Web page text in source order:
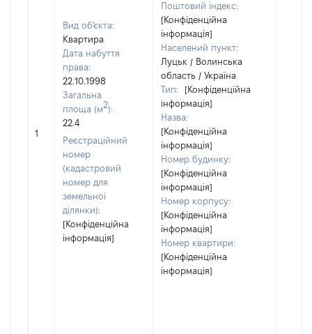
1
Вид об'єкта:
Квартира
Дата набуття
права:
22.10.1998
Загальна
площа (м2):
22.4
Реєстраційний
номер
(кадастровий
номер для
земельної
ділянки):
[Конфіденційна
інформація]
Поштовий індекс:
[Конфіденційна
інформація]
Населений пункт:
Луцьк / Волинська
область / Україна
Тип:
[Конфіденційна
інформація]
Назва:
[Конфіденційна
інформація]
Номер будинку:
[Конфіденційна
інформація]
Номер корпусу:
[Конфіденційна
інформація]
Номер квартири:
[Конфіденційна
інформація]